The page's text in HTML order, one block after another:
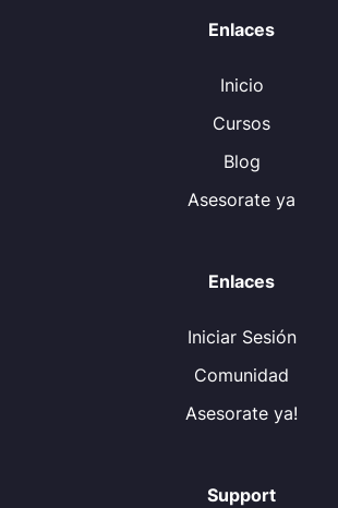
Enlaces
Inicio
Cursos
Blog
Asesorate ya
Enlaces
Iniciar Sesión
Comunidad
Asesorate ya!
Support